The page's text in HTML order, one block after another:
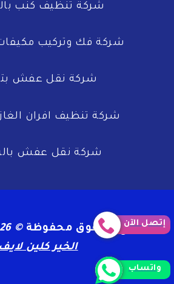
))
25%
شركة تنظيف كنب
شركة فك وتركيب
شركة نقل عفش
شركة تنظيف افران
شركة نقل عفش
جميع الحقوق محفوظة© 2026
الخير كلين
إتصل الآن
واتساب